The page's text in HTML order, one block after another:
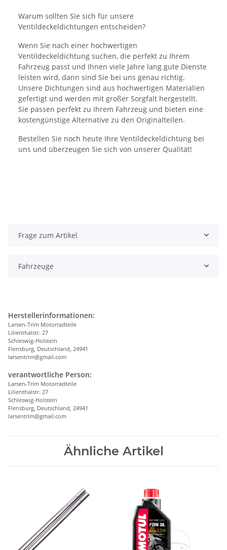
Warum sollten Sie sich für unsere
Ventildeckeldichtungen entscheiden?
Wenn Sie nach einer hochwertigen
Ventildeckeldichtung suchen, die perfekt zu Ihrem
Fahrzeug passt und Ihnen viele Jahre lang gute Dienste
leisten wird, dann sind Sie bei uns genau richtig.
Unsere Dichtungen sind aus hochwertigen Materialien
gefertigt und werden mit großer Sorgfalt hergestellt.
Sie passen perfekt zu Ihrem Fahrzeug und bieten eine
kostengünstige Alternative zu den Originalteilen.
Bestellen Sie noch heute Ihre Ventildeckeldichtung bei
uns und überzeugen Sie sich von unserer Qualität!
Frage zum Artikel
Fahrzeuge
Herstellerinformationen:
Larsen-Trim Motorradteile
Lilienthalstr. 27
Schleswig-Holstein
Flensburg, Deutschland, 24941
larsentrim@gmail.com
verantwortliche Person:
Larsen-Trim Motorradteile
Lilienthalstr. 27
Schleswig-Holstein
Flensburg, Deutschland, 24941
larsentrim@gmail.com
Ähnliche Artikel